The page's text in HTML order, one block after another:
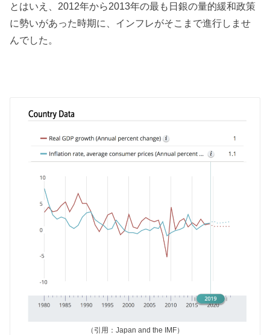
とはいえ、2012年から2013年の最も日銀の量的緩和政策
に勢いがあった時期に、インフレがそこまで進行しませ
んでした。
（引用：Japan and the IMF）